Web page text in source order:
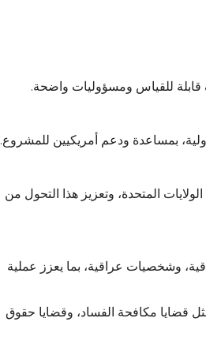
قابلة للقياس ومسؤوليات واضحة.
بمساعدة ودعم أمريكيين للمشروع.
المتحدة، وتعزيز هذا التحول من
وشخصيات عراقية، بما يعزز عملية
قضايا مكافحة الفساد، وقضايا حقوق